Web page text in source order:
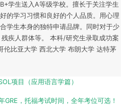
学生送入A等级学校。擅长于关注学生
的学习习惯和良好的个人品质。用心理
学生本身的独特申请品牌。同时对于少
疾人群体等。 本科/研究生录取成功案
伦比亚大学 西北大学 布朗大学 达特茅
项目（应用语言学篇）
GRE，托福考试时间，全年考位可选！